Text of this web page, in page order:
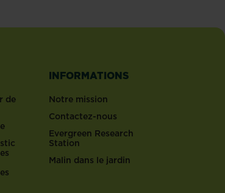
de
INFORMATIONS
Notre mission
Contactez-nous
Evergreen Research
Station
Malin dans le jardin